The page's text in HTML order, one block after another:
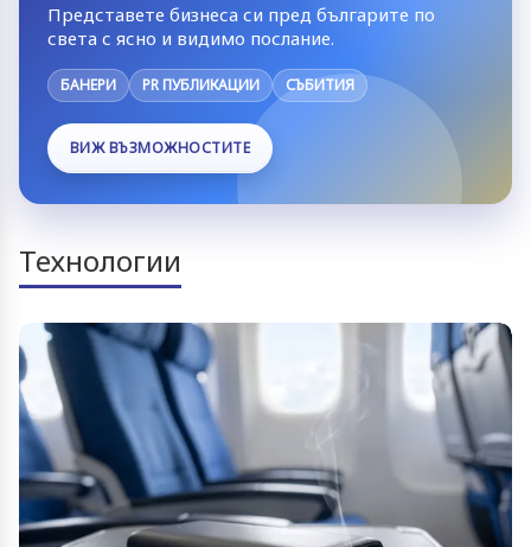
Представете бизнеса си пред българите по
света с ясно и видимо послание.
БАНЕРИ PR ПУБЛИКАЦИИ СЪБИТИЯ
ВИЖ ВЪЗМОЖНОСТИТЕ
Технологии